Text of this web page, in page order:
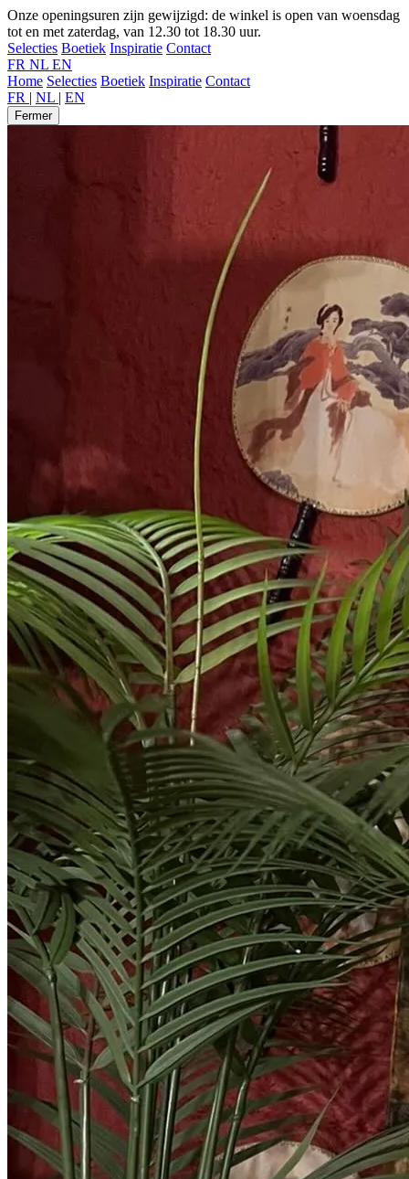
Onze openingsuren zijn gewijzigd: de winkel is open van woensdag
tot en met zaterdag, van 12.30 tot 18.30 uur.
Selecties Boetiek Inspiratie Contact
FR NL EN
Home Selecties Boetiek Inspiratie Contact
FR | NL | EN
Fermer